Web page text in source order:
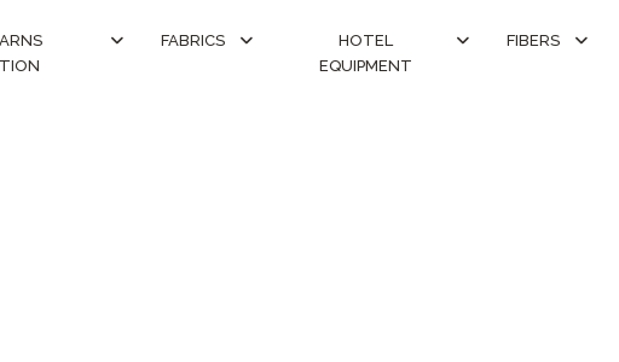
FABRICS
HOTEL
EQUIPMENT
FIBERS